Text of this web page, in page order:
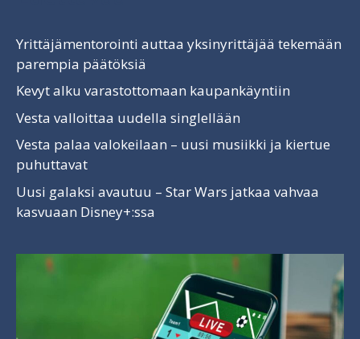
Yrittäjämentorointi auttaa yksinyrittäjää tekemään
parempia päätöksiä
Kevyt alku varastottomaan kaupankäyntiin
Vesta valloittaa uudella singlellään
Vesta palaa valokeilaan – uusi musiikki ja kiertue
puhuttavat
Uusi galaksi avautuu – Star Wars jatkaa vahvaa
kasvuaan Disney+:ssa